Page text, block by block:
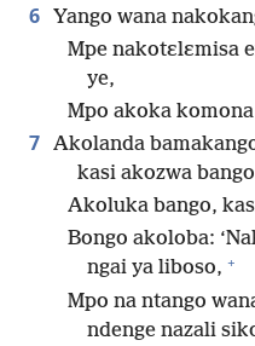
6 Yango wana
Mpe nakotɛlɛmisa
ye,
Mpo akoka
7 Akolanda
kasi akozwa
Akoluka bango,
Bongo akoloba:
ngai ya liboso, +
Mpo na ntango
ndenge nazali